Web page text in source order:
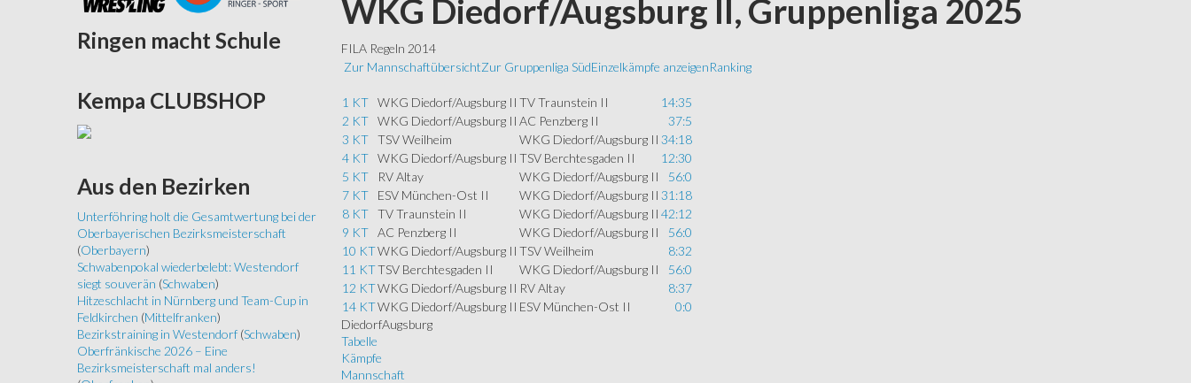
WKG Diedorf/Augsburg II, Gruppenliga 2025
FILA Regeln 2014
Zur MannschaftübersichtZur Gruppenliga SüdEinzelkämpfe anzeigenRanking
1 KT WKG Diedorf/Augsburg II TV Traunstein II
14:35
2 KT
WKG Diedorf/Augsburg II AC Penzberg II
37:5
3 KT
TSV Weilheim WKG Diedorf/Augsburg II 34:18
4 KT
WKG Diedorf/Augsburg II TSV Berchtesgaden II
12:30
5 KT
RV Altay WKG Diedorf/Augsburg II
56:0
7 KT
ESV München-Ost II WKG Diedorf/Augsburg II 31:18
8 KT
TV Traunstein II WKG Diedorf/Augsburg II 42:12
9 KT
AC Penzberg II WKG Diedorf/Augsburg II
56:0
10 KTWKG Diedorf/Augsburg II TSV Weilheim
8:32
11 KTTSV Berchtesgaden II WKG Diedorf/Augsburg II
56:0
12 KTWKG Diedorf/Augsburg II RV Altay
8:37
14 KTWKG Diedorf/Augsburg II ESV München-Ost II
0:0
DiedorfAugsburg
Tabelle
Kämpfe
Mannschaft
Ringen macht Schule
Kempa CLUBSHOP
Aus den Bezirken
Unterföhring holt die Gesamtwertung bei der
Oberbayerischen Bezirksmeisterschaft
(Oberbayern)
Schwabenpokal wiederbelebt: Westendorf
siegt souverän (Schwaben)
Hitzeschlacht in Nürnberg und Team-Cup in
Feldkirchen (Mittelfranken)
Bezirkstraining in Westendorf (Schwaben)
Oberfränkische 2026 – Eine
Bezirksmeisterschaft mal anders!